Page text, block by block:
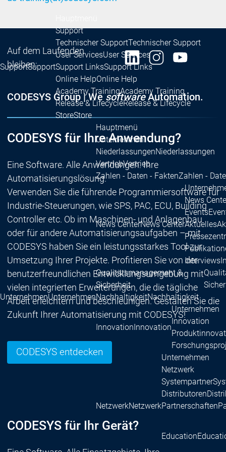
SupportSupport
Support
Technischer SupportTechnischer Support
User ServicesUser Services
Support LinksSupport Links
Online HelpOnline Help
Academy TrainingAcademy Training
Release & LifecycleRelease & Lifecycle
StoreStore
UnternehmenUnternehmen
Hauptmenü
Unternehmen
NiederlassungenNiederlassungen
VertriebVertrieb
Zahlen - Daten - FaktenZahlen -
News CenterNews Center
News
Events
Aktuelles
Interviews
Qualitätsmanagement &
Sicherheit
NachhaltigkeitNachhaltigkeit
InnovationInnovation
Unternehmen
Innovation
NetzwerkNetzwerk
Unternehmen
Netzwerk
Systempartner
Distributoren
Partnerschaften
Education
Auf dem Laufenden
bleiben:
CODESYS Group | WesoftwareAutomation.
CODESYS für Ihre Anwendung?
Eine Software. Alle Anwendungen. Ihre
Automatisierungslösung.
Verwenden Sie die führende Programmiersoftware für
Industrie-Steuerungen, wie SPS, PAC, ECU, Building
Controller etc. Ob im Maschinen- und Anlagenbau
oder für andere Automatisierungsaufgaben – mit
CODESYS haben Sie ein leistungsstarkes Tool zur
Umsetzung Ihrer Projekte. Profitieren Sie von der
benutzerfreundlichen Entwicklungsumgebung mit
vielen integrierten Erweiterungen, die die tägliche
Arbeit erleichtern und beschleunigen. Gestalten Sie die
Zukunft Ihrer Automatisierung mit CODESYS!
CODESYS entdecken
CODESYS für Ihr Gerät?